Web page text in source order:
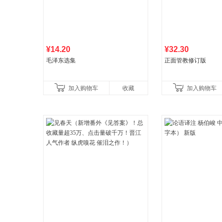
¥14.20
毛泽东选集
加入购物车 收藏
¥32.30
正面管教修订版
加入购物车